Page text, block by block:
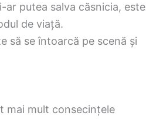
ar putea salva căsnicia, este
de viață.
să se întoarcă pe scenă și
mai mult consecințele